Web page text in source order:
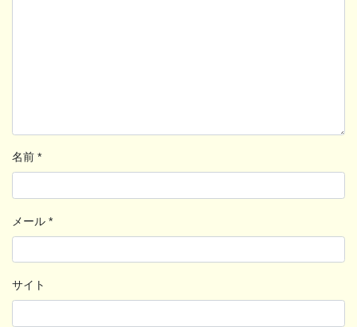
名前 *
メール *
サイト